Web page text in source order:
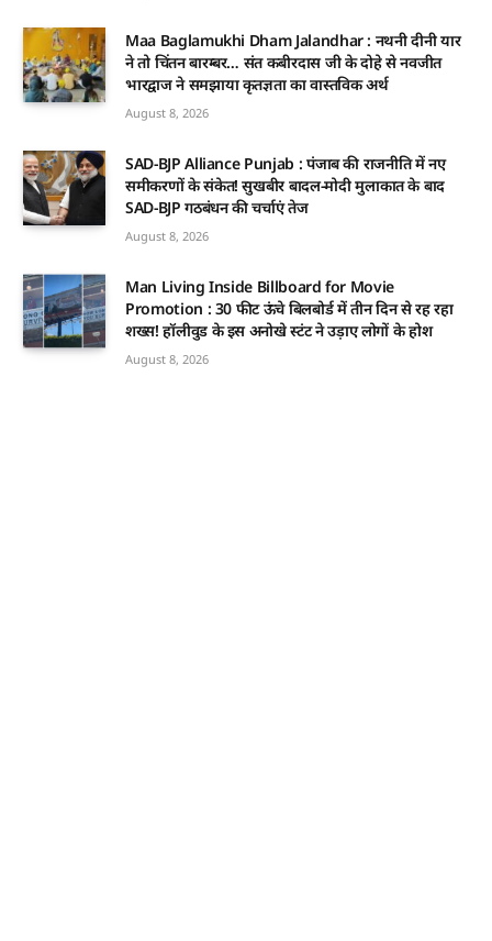
Maa Baglamukhi Dham Jalandhar : नथनी दीनी यार
ने तो चिंतन बारम्बर… संत कबीरदास जी के दोहे से नवजीत
भारद्वाज ने समझाया कृतज्ञता का वास्तविक अर्थ
August 8, 2026
SAD-BJP Alliance Punjab : पंजाब की राजनीति में नए
समीकरणों के संकेत! सुखबीर बादल-मोदी मुलाकात के बाद
SAD-BJP गठबंधन की चर्चाएं तेज
August 8, 2026
Man Living Inside Billboard for Movie
Promotion : 30 फीट ऊंचे बिलबोर्ड में तीन दिन से रह रहा
शख्स! हॉलीवुड के इस अनोखे स्टंट ने उड़ाए लोगों के होश
August 8, 2026